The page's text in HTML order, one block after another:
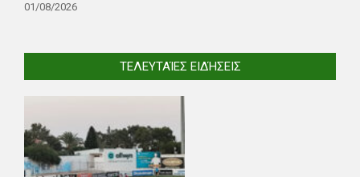
01/08/2026
ΤΕΛΕΥΤΑΊΕΣ ΕΙΔΉΣΕΙΣ